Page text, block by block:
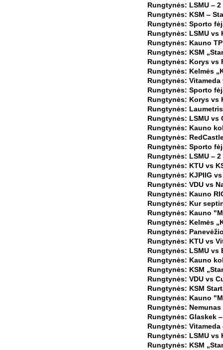
Rungtynės: LSMU ‒
Rungtynės: KSM ‒
Rungtynės: Sporto
Rungtynės: LSMU vs
Rungtynės: Kauno
Rungtynės: KSM
Rungtynės: Korys vs
Rungtynės: Kelmės
Rungtynės:
Rungtynės: Sporto
Rungtynės: Korys vs
Rungtynės:
Rungtynės: LSMU vs
Rungtynės: Kauno
Rungtynės:
Rungtynės: Sporto
Rungtynės: LSMU ‒
Rungtynės: KTU vs
Rungtynės: KJPIIG
Rungtynės: VDU vs
Rungtynės: Kauno
Rungtynės: Kur
Rungtynės: Kauno
Rungtynės: Kelmės
Rungtynės:
Rungtynės: KTU vs
Rungtynės: LSMU vs
Rungtynės: Kauno
Rungtynės: KSM
Rungtynės: VDU vs
Rungtynės: KSM
Rungtynės: Kauno
Rungtynės: Nemunas
Rungtynės: Glaskek
Rungtynės: Vitameda
Rungtynės: LSMU vs
Rungtynės: KSM